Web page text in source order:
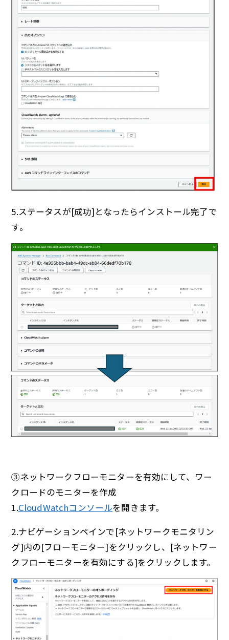
5.ステータスが[成功]となったらインストール完了で
す。
③ネットワークフローモニターを有効にして、ワー
クロードのモニターを作成
1.CloudWatchコンソールを開きます。
2.ナビゲーションペインで[ネットワークモニタリン
グ]内の[フローモニター]をクリックし、[ネットワー
クフローモニターを有効にする]をクリックします。